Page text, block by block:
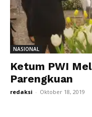
NASIONAL
Ketum PWI
Parengkuan
redaksi - Oktober 18, 2019